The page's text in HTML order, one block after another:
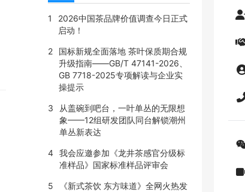
1
2026中国茶品牌价值调查今日正式
启动！
2
国标新规全面落地 茶叶保质期合规
升级指南——GB/T 47141-2026、
GB 7718-2025专项解读与企业实
操提示
3
从盖碗到吧台，一叶单丛的无限想
象——12组研发团队同台解锁潮州
单丛新表达
4
我会应邀参加《龙井茶感官分级标
准样品》国家标准样品评审会
5
《新式茶饮 东方味道》全网火热发